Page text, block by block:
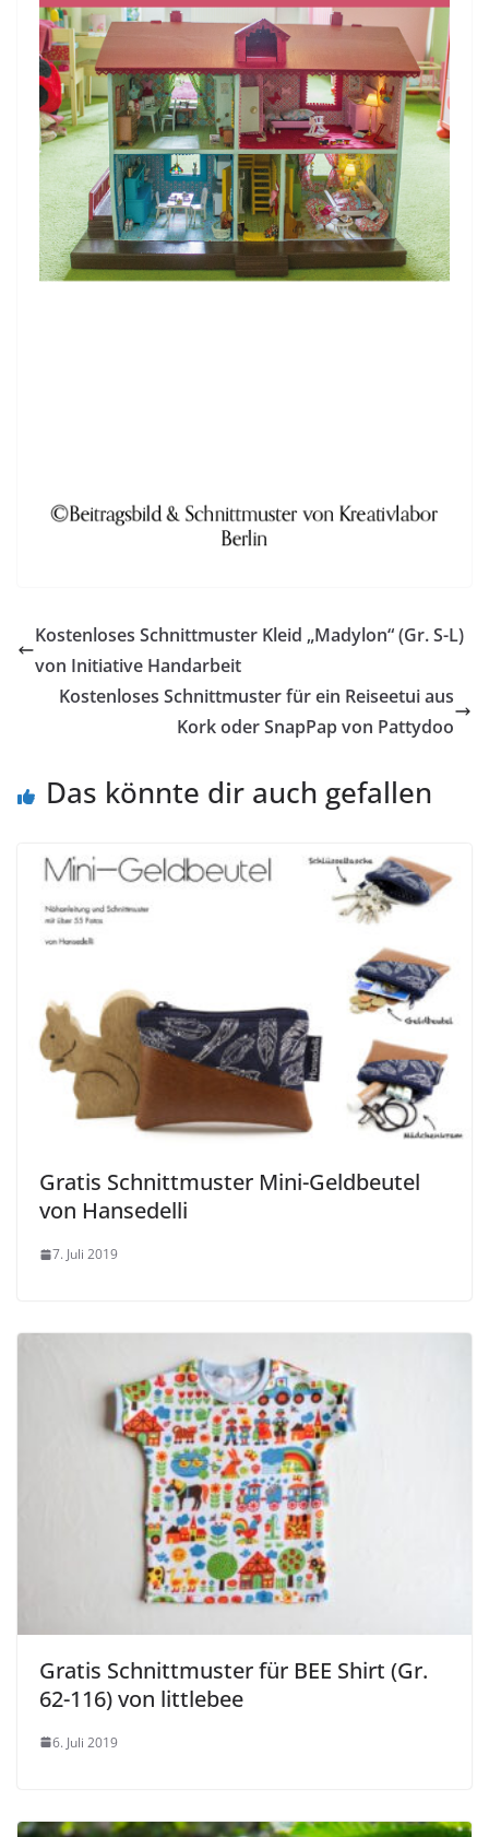
Kostenloses Schnittmuster Kleid „Madylon“ (Gr. S-L)
von Initiative Handarbeit
Kostenloses Schnittmuster für ein Reiseetui aus
Kork oder SnapPap von Pattydoo
Das könnte dir auch gefallen
Gratis Schnittmuster Mini-Geldbeutel
von Hansedelli
7. Juli 2019
Gratis Schnittmuster für BEE Shirt (Gr.
62-116) von littlebee
6. Juli 2019